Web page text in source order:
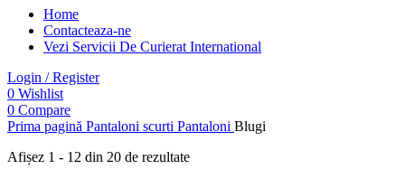
Home
Contacteaza-ne
Vezi Servicii De Curierat International
Login / Register
0 Wishlist
0 Compare
Prima pagină Pantaloni scurti Pantaloni Blugi
Afișez 1 - 12 din 20 de rezultate